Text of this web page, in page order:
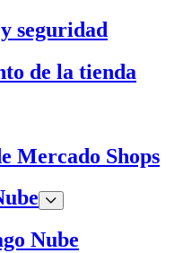
seguridad
de la tienda
Mercado Shops
Nube